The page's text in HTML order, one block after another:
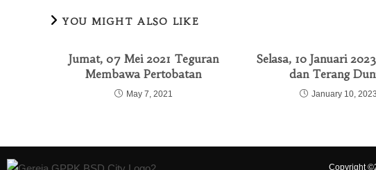
YOU MIGHT ALSO LIKE
Jumat, 07 Mei 2021 Teguran
Membawa Pertobatan
May 7, 2021
Selasa, 10 Januari
dan Terang
January 10, 2023
Copyright